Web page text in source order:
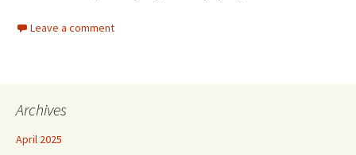
Leave a comment
Archives
April 2025